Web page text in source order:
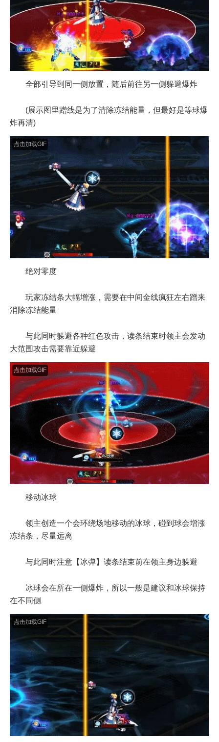
全部引导到同一侧放置，随后前往另一侧躲避爆炸
(展示图里蹭线是为了清除冻结能量，但最好是等球爆
炸再清)
点击加载GIF
绝对零度
玩家冻结条大幅增涨，需要在中间金线疯狂左右蹭来
消除冻结能量
与此同时躲避各种红色攻击，读条结束时领主会发动
大范围攻击需要靠近躲避
点击加载GIF
移动冰球
领主创造一个会环绕场地移动的冰球，碰到球会增涨
冻结条，尽量远离
与此同时注意【冰弹】读条结束前在领主身边躲避
冰球会在所在一侧爆炸，所以一般是建议和冰球保持
在不同侧
点击加载GIF